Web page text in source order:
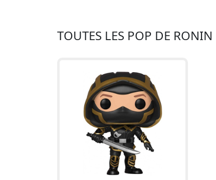
TOUTES LES POP DE RONIN